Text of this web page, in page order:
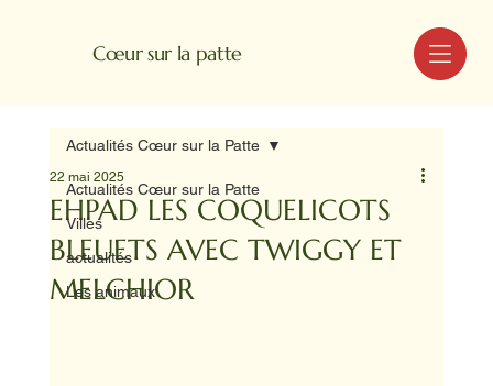
Cœur sur la patte MENU
Actualités Cœur sur la Patte
Villes
actualités
Les animaux
Actualités Cœur sur la Patte
EHPAD LES COQUELICOTS
BLEUETS AVEC TWIGGY ET
MELCHIOR
22 mai 2025